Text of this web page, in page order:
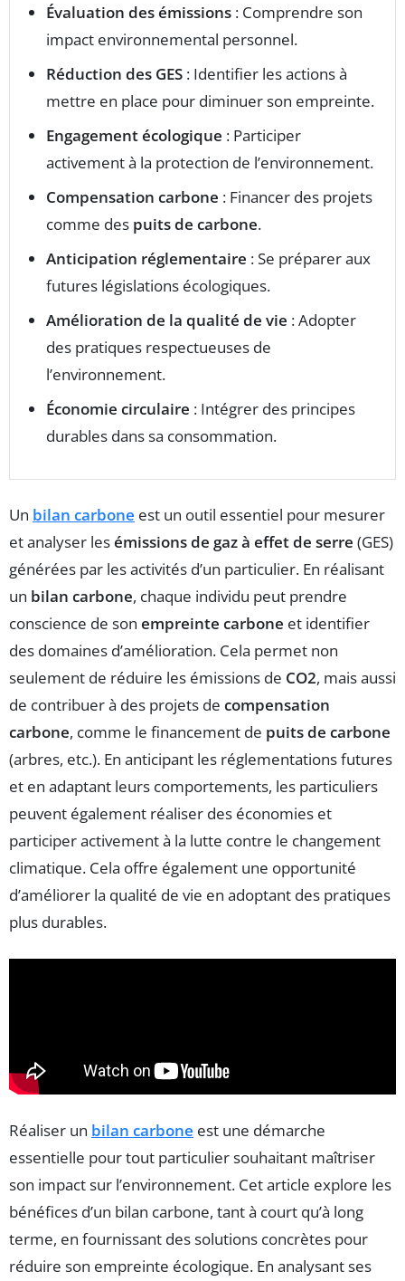
Évaluation des émissions : Comprendre son
impact environnemental personnel.
Réduction des GES : Identifier les actions à
mettre en place pour diminuer son empreinte.
Engagement écologique : Participer
activement à la protection de l’environnement.
Compensation carbone : Financer des projets
comme des puits de carbone.
Anticipation réglementaire : Se préparer aux
futures législations écologiques.
Amélioration de la qualité de vie : Adopter
des pratiques respectueuses de
l’environnement.
Économie circulaire : Intégrer des principes
durables dans sa consommation.
Un bilan carbone est un outil essentiel pour mesurer
et analyser lesémissions de gaz à effet de serre (GES)
générées par les activités d’un particulier. En réalisant
un bilan carbone, chaque individu peut prendre
conscience de son empreinte carbone et identifier
des domaines d’amélioration. Cela permet non
seulement de réduire les émissions de CO2, mais aussi
de contribuer à des projets de compensation
carbone, comme le financement de puits de carbone
(arbres, etc.). En anticipant les réglementations futures
et en adaptant leurs comportements, les particuliers
peuvent également réaliser des économies et
participer activement à la lutte contre le changement
climatique. Cela offre également une opportunité
d’améliorer la qualité de vie en adoptant des pratiques
plus durables.
Réaliser un bilan carbone est une démarche
essentielle pour tout particulier souhaitant maîtriser
son impact sur l’environnement. Cet article explore les
bénéfices d’un bilan carbone, tant à court qu’à long
terme, en fournissant des solutions concrètes pour
réduire son empreinte écologique. En analysant ses